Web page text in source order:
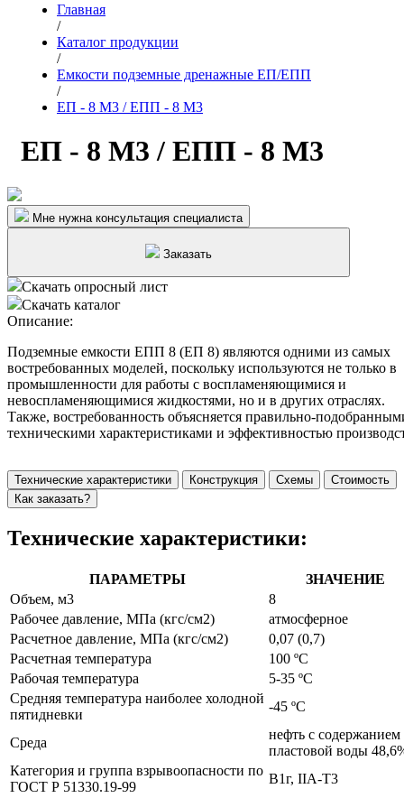
Главная
/
Каталог продукции
/
Емкости подземные дренажные ЕП/ЕПП
/
ЕП - 8 М3 / ЕПП - 8 М3
ЕП - 8 М3 / ЕПП - 8 М3
Мне нужна консультация специалиста
Заказать
Скачать опросный лист
Скачать каталог
Описание:
Подземные емкости ЕПП 8 (ЕП 8) являются одними из самых
востребованных моделей, поскольку используются не только в
промышленности для работы с воспламеняющимися и
невоспламеняющимися жидкостями, но и в других отраслях.
Также, востребованность объясняется правильно-
техническими характеристиками и эффективностью
Технические характеристики Конструкция Схемы
Стоимость
Как заказать?
Технические характеристики:
ПАРАМЕТРЫ
ЗНАЧЕНИЕ
Объем, м3
8
Рабочее давление, МПа (кгс/см2)
атмосферное
Расчетное давление, МПа (кгс/см2)
0,07 (0,7)
Расчетная температура
100 ºС
Рабочая температура
5-35 ºС
Средняя температура наиболее холодной
пятидневки
-45 ºС
Среда
нефть с содержанием
пластовой воды
Категория и группа взрывоопасности по
ГОСТ Р 51330.19-99
В1г, IIA-Т3